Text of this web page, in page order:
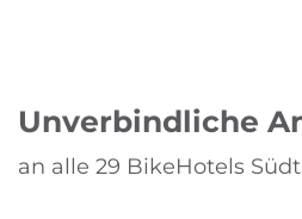
Unverbindliche
an alle 29 BikeHotels